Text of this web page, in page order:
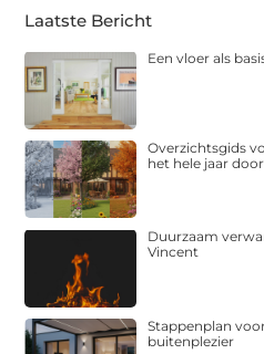
Laatste Bericht
Een vloer als
Overzichtsgids
het hele jaar door
Duurzaam
Vincent
Stappenplan
buitenplezier